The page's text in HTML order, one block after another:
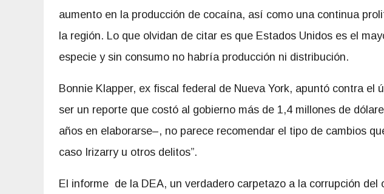
aumento en la producción de cocaína, así como una continua
la región. Lo que olvidan de citar es que Estados Unidos es el
especie y sin consumo no habría producción ni distribución.
Bonnie Klapper, ex fiscal federal de Nueva York, apuntó contra el
ser un reporte que costó al gobierno más de 1,4 millones de
años en elaborarse–, no parece recomendar el tipo de cambios
caso Irizarry u otros delitos”.
El informe de la DEA, un verdadero carpetazo a la corrupción del